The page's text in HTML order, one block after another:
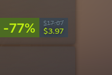
-77% $17.07
$3.97